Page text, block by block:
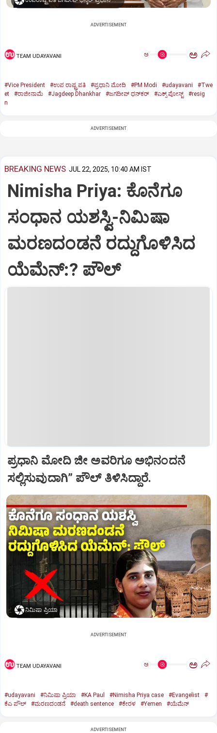
ADVERTISEMENT
TEAM UDAYAVANI ಅ ಅ
#Vice President #ಉಪ ರಾಷ್ಟ್ರಪತಿ #ಪ್ರಧಾನಿ ಮೋದಿ #PM Modi #udayavani
#Twe
et
#ರಾಜೀನಾಮೆ #Jagdeep Dhankhar #ಜಗದೀಪ್‌ ಧನ್‌ಕರ್‌ #ಎಕ್ಸ್‌ ಪೋಸ್ಟ್
#resig
n
ADVERTISEMENT
BREAKING NEWS JUL 22, 2025, 10:40 AM IST
Nimisha Priya: ಕೊನೆಗೂ
ಸಂಧಾನ ಯಶಸ್ವಿ-ನಿಮಿಷಾ
ಮರಣದಂಡನೆ ರದ್ದುಗೊಳಿಸಿದ
ಯೆಮೆನ್:? ಪೌಲ್
ಪ್ರಧಾನಿ ಮೋದಿ ಜೀ ಅವರಿಗೂ ಅಭಿನಂದನೆ
ಸಲ್ಲಿಸುವುದಾಗಿ” ಪೌಲ್‌ ತಿಳಿಸಿದ್ದಾರೆ.
ನಿಮಿಷಾ ಪ್ರಿಯಾ
ADVERTISEMENT
TEAM UDAYAVANI ಅ ಅ
#udayavani #ನಿಮಿಷಾ ಪ್ರಿಯಾ #KA Paul #Nimisha Priya case #Evangelist
#
ಕೆಎ ಪೌಲ್
#ಮರಣದಂಡನೆ #death sentence #ಕೇರಳ #Yemen #ಯೆಮೆನ್‌
ADVERTISEMENT